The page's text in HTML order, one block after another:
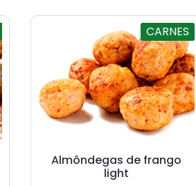
CARNES
Almôndegas de frango
light